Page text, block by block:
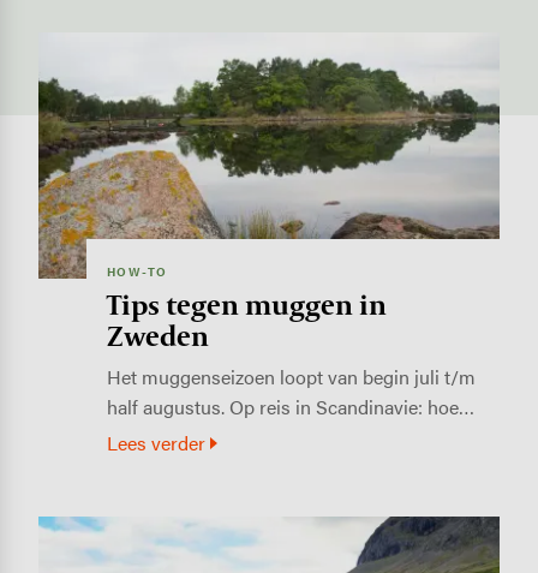
HOW-TO
Tips tegen muggen in
Zweden
Het muggenseizoen loopt van begin juli t/m
half augustus. Op reis in Scandinavie: hoe…
Lees verder
Image